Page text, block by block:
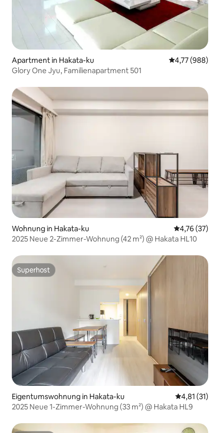
Apartment in Hakata-ku
4,77 (988)
Glory One Jyu, Familienapartment 501
Wohnung in Hakata-ku
4,76 (37)
2025 Neue 2-Zimmer-Wohnung (42 m²) @ Hakata HL10
Superhost
Superhost
Eigentumswohnung in Hakata-ku
4,81 (31)
2025 Neue 1-Zimmer-Wohnung (33 m²) @ Hakata HL9